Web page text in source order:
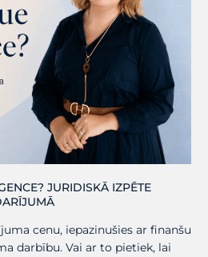
JURIDISKĀ IZPĒTE
cenu, iepazinušies ar finanšu
darbību. Vai ar to pietiek, lai